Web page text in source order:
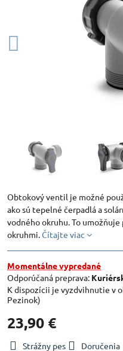
Obtokový ventil je možné
ako sú tepelné čerpadlá a
vodného okruhu. To
okruhmi.Čítajte viac
Momentálne vypredané
Pezinok)
23,90 €
Strážny pes
Doručenia